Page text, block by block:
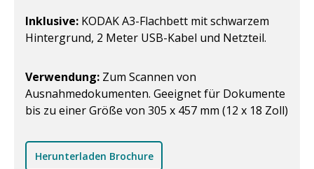
Inklusive: KODAK A3-Flachbett mit schwarzem
Hintergrund, 2 Meter USB-Kabel und Netzteil.
Verwendung: Zum Scannen von
Ausnahmedokumenten. Geeignet für Dokumente
bis zu einer Größe von 305 x 457 mm (12 x 18 Zoll)
Herunterladen Brochure